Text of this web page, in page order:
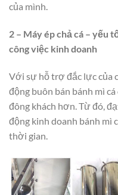
của mình.
2 – Máy ép chả cá – yếu
công việc kinh doanh
Với sự hỗ trợ đắc lực của
động buôn bán bánh mì
đông khách hơn. Từ đó,
động kinh doanh bánh mì
thời gian.